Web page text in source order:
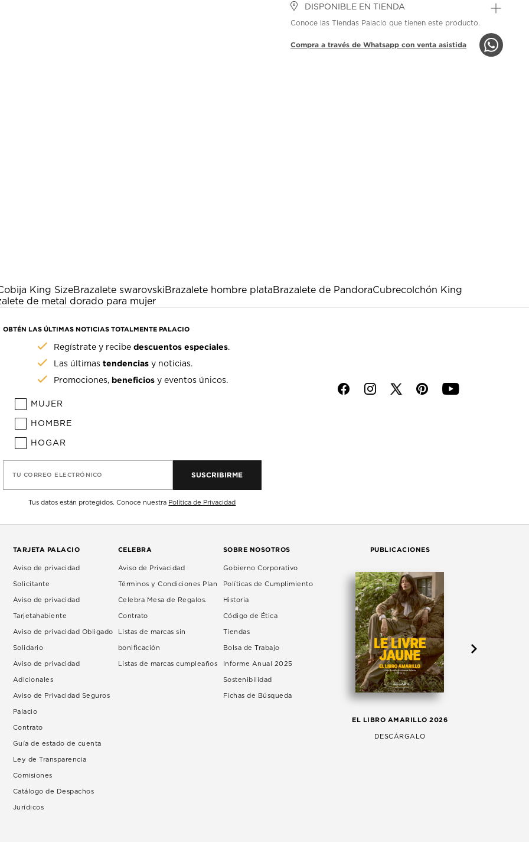
DISPONIBLE EN TIENDA
Conoce las Tiendas Palacio que tienen este producto.
Compra a través de Whatsapp con venta asistida
King SizeBrazalete swarovskiBrazalete hombre plataBrazalete de PandoraCubrecolchón King
de metal dorado para mujer
OBTÉN LAS ÚLTIMAS NOTICIAS TOTALMENTE PALACIO
Regístrate y recibedescuentos especiales.
Las últimastendencias y noticias.
Promociones, beneficios y eventos únicos.
MUJER
HOMBRE
HOGAR
TU CORREO ELECTRÓNICO SUSCRIBIRME
Tus datos están protegidos. Conoce nuestra Política de Privacidad
f i p y
TARJETA PALACIO
Aviso de privacidad
Solicitante
Aviso de privacidad
Tarjetahabiente
Aviso de privacidad Obligado
Solidario
Aviso de privacidad
Adicionales
Aviso de Privacidad Seguros
Palacio
Contrato
Guía de estado de cuenta
Ley de Transparencia
Comisiones
Catálogo de Despachos
Jurídicos
CELEBRA
Aviso de Privacidad
Términos y Condiciones Plan
Celebra Mesa de Regalos.
Contrato
Listas de marcas sin
bonificación
Listas de marcas cumpleaños
SOBRE NOSOTROS
Gobierno Corporativo
Políticas de Cumplimiento
Historia
Código de Ética
Tiendas
Bolsa de Trabajo
Informe Anual 2025
Sostenibilidad
Fichas de Búsqueda
PUBLICACIONES
EL LIBRO AMARILLO 2026
DESCÁRGALO